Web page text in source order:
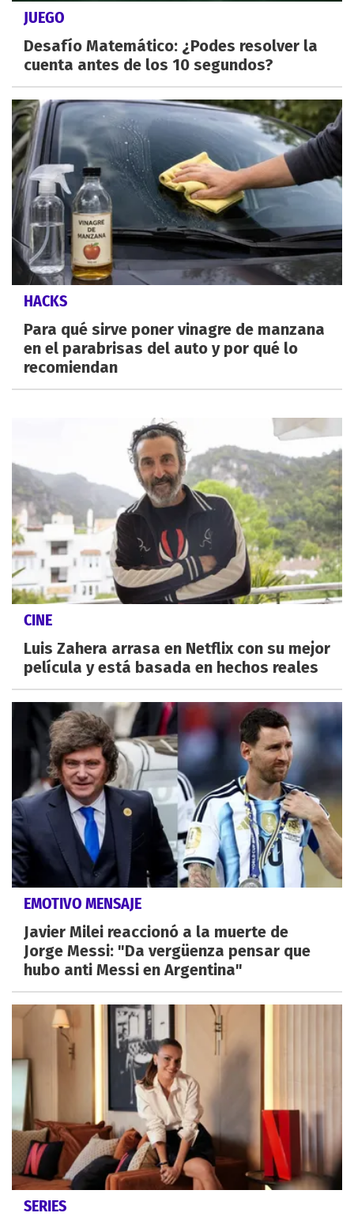
JUEGO
Desafío Matemático: ¿Podes resolver la
cuenta antes de los 10 segundos?
HACKS
Para qué sirve poner vinagre de manzana
en el parabrisas del auto y por qué lo
recomiendan
CINE
Luis Zahera arrasa en Netflix con su mejor
película y está basada en hechos reales
EMOTIVO MENSAJE
Javier Milei reaccionó a la muerte de
Jorge Messi: "Da vergüenza pensar que
hubo anti Messi en Argentina"
SERIES